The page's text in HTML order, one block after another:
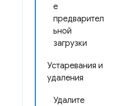
е
предварител
ьной
загрузки
Устаревания и
удаления
Удалите